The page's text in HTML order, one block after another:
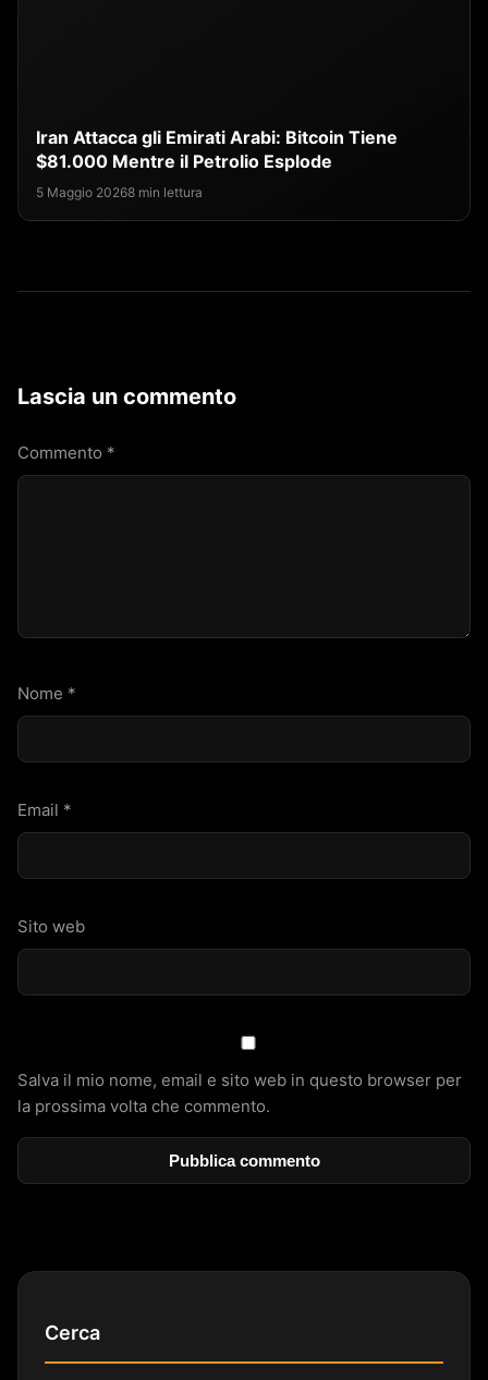
Iran Attacca gli Emirati Arabi: Bitcoin Tiene
$81.000 Mentre il Petrolio Esplode
5 Maggio 20268 min lettura
Lascia un commento
Commento *
Nome *
Email *
Sito web
Salva il mio nome, email e sito web in questo browser per
la prossima volta che commento.
Cerca